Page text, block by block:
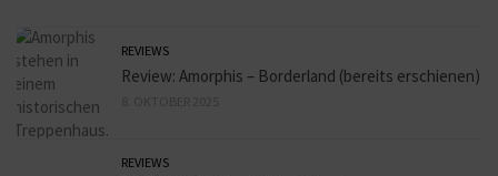
REVIEWS
Review: Amorphis – Borderland (bereits erschienen)
REVIEWS